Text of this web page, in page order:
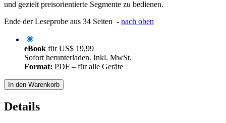
und gezielt preisorientierte Segmente zu bedienen.
Ende der Leseprobe aus 34 Seiten - nach oben
eBook fürUS$ 19,99
Sofort herunterladen. Inkl. MwSt.
Format: PDF – für alle Geräte
In den Warenkorb
Details